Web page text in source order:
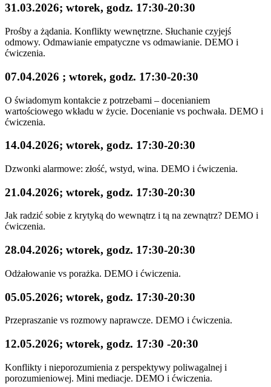
31.03.2026; wtorek, godz. 17:30-20:30
Prośby a żądania. Konflikty wewnętrzne. Słuchanie czyjejś
odmowy. Odmawianie empatyczne vs odmawianie. DEMO i
ćwiczenia.
07.04.2026 ; wtorek, godz. 17:30-20:30
O świadomym kontakcie z potrzebami – docenianiem
wartościowego wkładu w życie. Docenianie vs pochwała. DEMO i
ćwiczenia.
14.04.2026; wtorek, godz. 17:30-20:30
Dzwonki alarmowe: złość, wstyd, wina. DEMO i ćwiczenia.
21.04.2026; wtorek, godz. 17:30-20:30
Jak radzić sobie z krytyką do wewnątrz i tą na zewnątrz? DEMO i
ćwiczenia.
28.04.2026; wtorek, godz. 17:30-20:30
Odżałowanie vs porażka. DEMO i ćwiczenia.
05.05.2026; wtorek, godz. 17:30-20:30
Przepraszanie vs rozmowy naprawcze. DEMO i ćwiczenia.
12.05.2026; wtorek, godz. 17:30 -20:30
Konflikty i nieporozumienia z perspektywy poliwagalnej i
porozumieniowej. Mini mediacje. DEMO i ćwiczenia.